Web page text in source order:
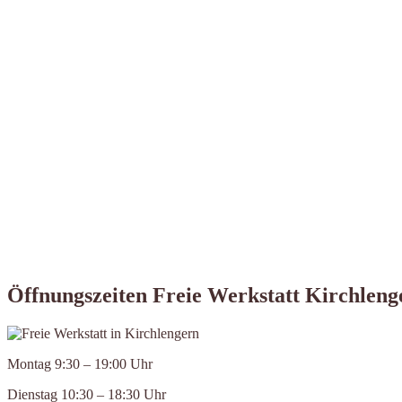
Öffnungszeiten Freie Werkstatt
Montag 9:30 – 19:00 Uhr
Dienstag 10:30 – 18:30 Uhr